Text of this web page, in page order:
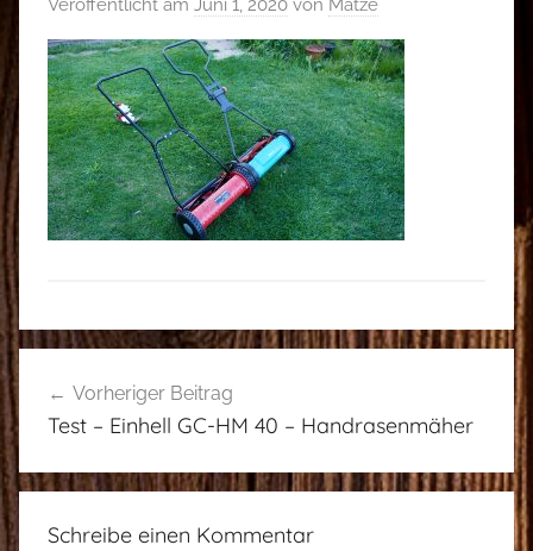
Beitragsnavigation
Vorheriger Beitrag
Test – Einhell GC-HM 40 – Handrasenmäher
Schreibe einen Kommentar